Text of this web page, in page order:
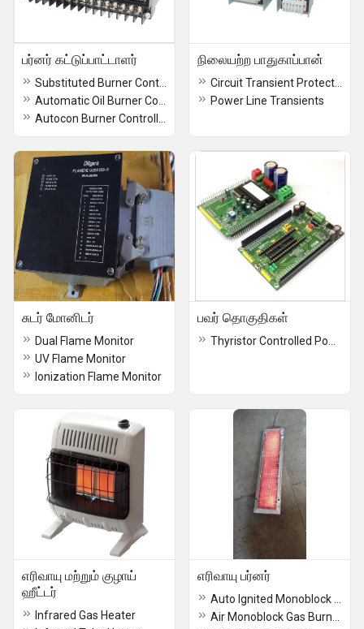
பர்னர் கட்டுப்பாட்டாளர் நிலையற்ற பாதுகாப்பான்
Power Line Transients
சுடர் மோனிடர்
Dual Flame Monitor
UV Flame Monitor
Ionization Flame Monitor
பவர் தொகுதிகள்
எரிவாயு மற்றும் குழாய்
ஹீட்டர்
Infrared Gas Heater
எரிவாயு பர்னர்